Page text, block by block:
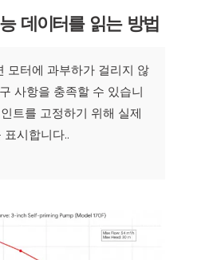
데이터를 읽는 방법
모터에 과부하가 걸리지 않
사항을 충족할 수 있습니
트를 고정하기 위해 실제
시합니다..